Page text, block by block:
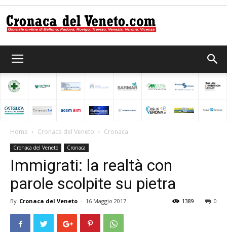
del
Home Cronaca del Veneto Cronaca
Cronaca del Veneto Cronaca
Immigrati: la realtà con
parole scolpite su pietra
By Cronaca del Veneto - 16 Maggio 2017 0
1389